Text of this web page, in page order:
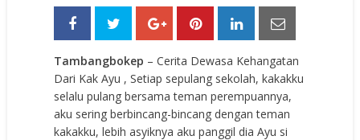
Tambangbokep – Cerita Dewasa Kehangatan
Dari Kak Ayu , Setiap sepulang sekolah, kakakku
selalu pulang bersama teman perempuannya,
aku sering berbincang-bincang dengan teman
kakakku, lebih asyiknya aku panggil dia Ayu si